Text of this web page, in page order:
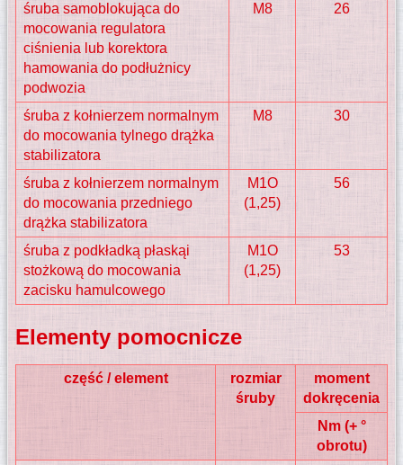
śruba samoblokująca do
mocowania regulatora
ciśnienia lub korektora
hamowania do podłużnicy
podwozia
M8 26
śruba z kołnierzem normalnym
do mocowania tylnego drążka
stabilizatora
M8 30
śruba z kołnierzem normalnym
do mocowania przedniego
drążka stabilizatora
M1O
(1,25)
56
śruba z podkładką płaskąi
stożkową do mocowania
zacisku hamulcowego
M1O
(1,25)
53
Elementy pomocnicze
część / element
rozmiar
śruby
moment
dokręcenia
Nm (+ °
obrotu)